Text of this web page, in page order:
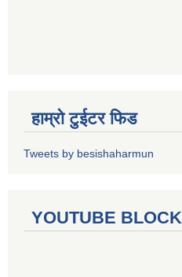
हाम्रो टुईटर फिड
Tweets by besishaharmun
YOUTUBE BLOCK